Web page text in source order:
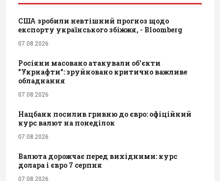
США зробили невтішний прогноз щодо
експорту українського збіжжя, - Bloomberg
07.08.2026
Росіяни масовано атакували обʼєкти
"Укрнафти": зруйновано критично важливе
обладнання
07.08.2026
Нацбанк посилив гривню до євро: офіційний
курс валют на понеділок
07.08.2026
Валюта дорожчає перед вихідними: курс
долара і євро 7 серпня
07.08.2026